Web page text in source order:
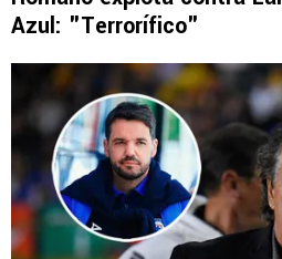
Azul: "Terrorífico"